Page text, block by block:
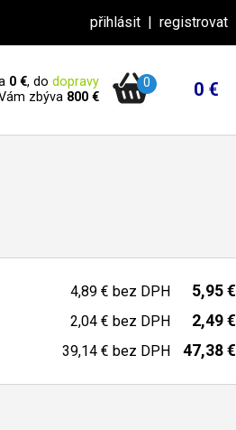
přihlásit | registrovat
0 €, do dopravy
zbýva 800 €
0 0 €
4,89 € bez DPH 5,95 €
2,04 € bez DPH 2,49 €
39,14 € bez DPH 47,38 €